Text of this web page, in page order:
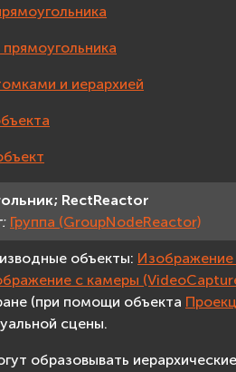
и иерархией
RectReactor
Группа (GroupNodeReactor)
объекты:
с камеры
(при помощи объекта
сцены.
образовывать